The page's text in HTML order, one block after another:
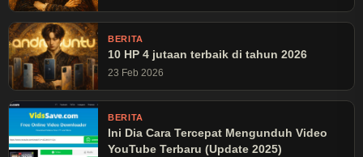
BERITA
10 HP 4 jutaan terbaik di tahun 2026
23 Feb 2026
BERITA
Ini Dia Cara Tercepat Mengunduh Video
YouTube Terbaru (Update 2025)